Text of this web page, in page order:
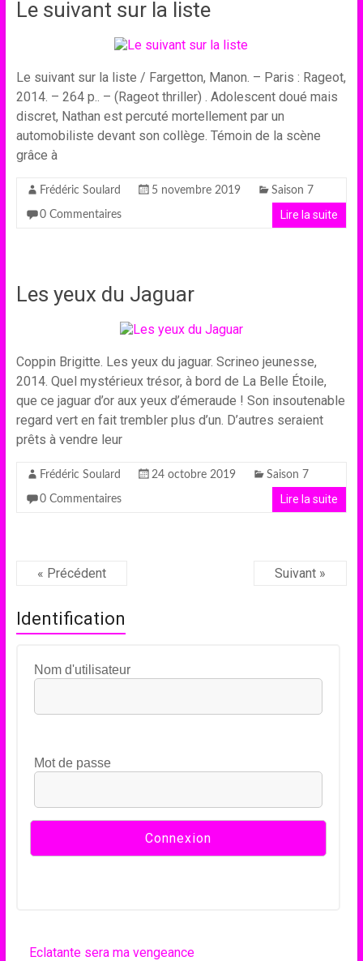
Le suivant sur la liste
Le suivant sur la liste / Fargetton, Manon. – Paris : Rageot,
2014. – 264 p.. – (Rageot thriller) . Adolescent doué mais
discret, Nathan est percuté mortellement par un
automobiliste devant son collège. Témoin de la scène
grâce à
Frédéric Soulard 5 novembre 2019 Saison 7
0 Commentaires Lire la suite
Les yeux du Jaguar
Coppin Brigitte. Les yeux du jaguar. Scrineo jeunesse,
2014. Quel mystérieux trésor, à bord de La Belle Étoile,
que ce jaguar d’or aux yeux d’émeraude ! Son insoutenable
regard vert en fait trembler plus d’un. D’autres seraient
prêts à vendre leur
Frédéric Soulard 24 octobre 2019 Saison 7
0 Commentaires Lire la suite
« Précédent Suivant »
Identification
Nom d'utilisateur
Mot de passe
Eclatante sera ma vengeance